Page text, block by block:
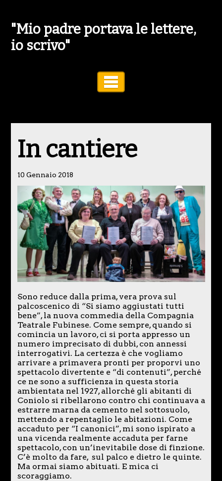
"Mio padre portava le lettere,
io scrivo"
In cantiere
10 Gennaio 2018
Sono reduce dalla prima, vera prova sul
palcoscenico di “Si siamo aggiustati tutti
bene”, la nuova commedia della Compagnia
Teatrale Fubinese. Come sempre, quando si
comincia un lavoro, ci si porta appresso un
numero imprecisato di dubbi, con annessi
interrogativi. La certezza è che vogliamo
arrivare a primavera pronti per proporvi uno
spettacolo divertente e “di contenuti”, perché
ce ne sono a sufficienza in questa storia
ambientata nel 1927, allorché gli abitanti di
Coniolo si ribellarono contro chi continuava a
estrarre marna da cemento nel sottosuolo,
mettendo a repentaglio le abitazioni. Come
accaduto per “I canonici”, mi sono ispirato a
una vicenda realmente accaduta per farne
spettacolo, con un’inevitabile dose di finzione.
C’è molto da fare, sul palco e dietro le quinte.
Ma ormai siamo abituati. E mica ci
scoraggiamo.